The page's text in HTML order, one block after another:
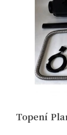
Topení